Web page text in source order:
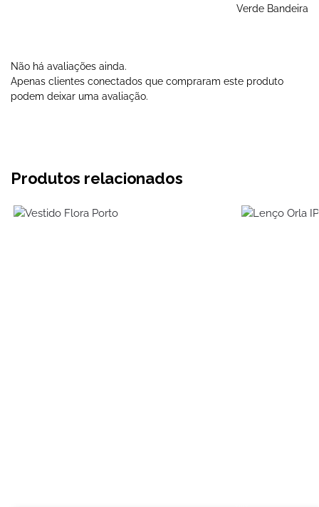
Verde Bandeira
Não há avaliações ainda.
Apenas clientes conectados que compraram este produto
podem deixar uma avaliação.
Produtos relacionados